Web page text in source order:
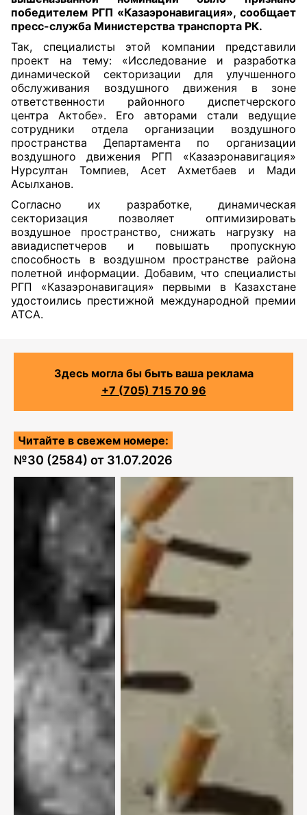
победителем РГП «Казаэронавигация», сообщает
пресс-служба Министерства транспорта РК.
Так, специалисты этой компании представили
проект на тему: «Исследование и разработка
динамической секторизации для улучшенного
обслуживания воздушного движения в зоне
ответственности районного диспетчерского
центра Актобе». Его авторами стали ведущие
сотрудники отдела организации воздушного
пространства Департамента по организации
воздушного движения РГП «Казаэронавигация»
Нурсултан Томпиев, Асет Ахметбаев и Мади
Асылханов.
Согласно их разработке, динамическая
секторизация позволяет оптимизировать
воздушное пространство, снижать нагрузку на
авиадиспетчеров и повышать пропускную
способность в воздушном пространстве района
полетной информации. Добавим, что специалисты
РГП «Казаэронавигация» первыми в Казахстане
удостоились престижной международной премии
ATCA.
Здесь могла бы быть ваша реклама
+7 (705) 715 70 96
Читайте в свежем номере:
№30 (2584) от 31.07.2026